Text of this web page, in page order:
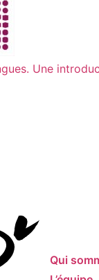
Une
Qui